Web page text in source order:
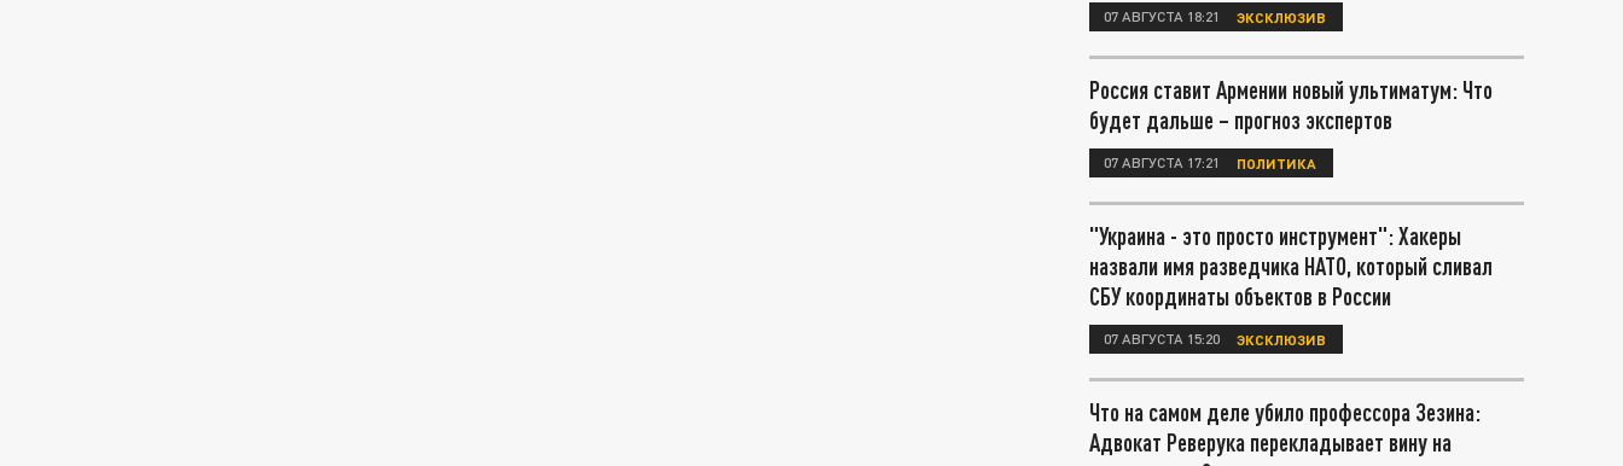
07 АВГУСТА 18:21 ЭКСКЛЮЗИВ
Россия ставит Армении новый ультиматум: Что
будет дальше – прогноз экспертов
07 АВГУСТА 17:21 ПОЛИТИКА
"Украина - это просто инструмент": Хакеры
назвали имя разведчика НАТО, который сливал
СБУ координаты объектов в России
07 АВГУСТА 15:20 ЭКСКЛЮЗИВ
Что на самом деле убило профессора Зезина:
Адвокат Реверука перекладывает вину на